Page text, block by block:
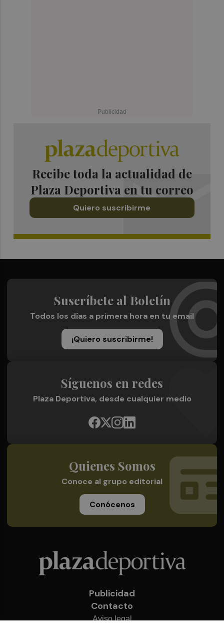
Recibe toda la actualidad de
Plaza Deportiva en tu correo
Quiero suscribirme
Suscríbete al Boletín
Todos los días a primera hora en tu email
¡Quiero suscribirme!
Síguenos en redes
Plaza Deportiva, desde cualquier medio
Quienes Somos
Conoce al grupo editorial
Conócenos
Publicidad
Contacto
Aviso legal